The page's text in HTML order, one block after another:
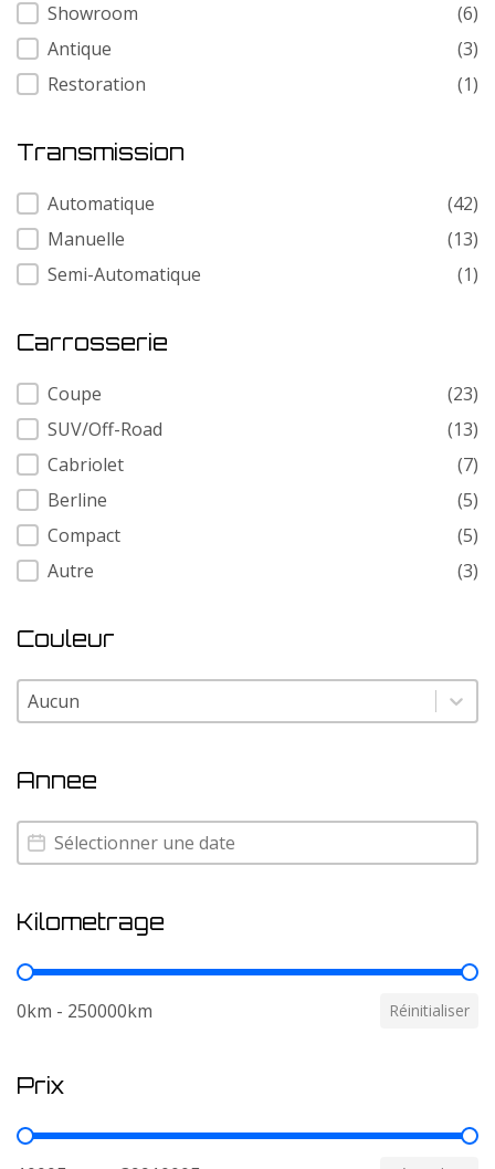
Showroom
(6)
Antique
(3)
Restoration
(1)
Transmission
Transmission
Automatique
(42)
Manuelle
(13)
Semi-Automatique
(1)
Carrosserie
Carrosserie
Coupe
(23)
SUV/Off-Road
(13)
Cabriolet
(7)
Berline
(5)
Compact
(5)
Autre
(3)
Couleur
Couleur
Couleur
Annee
Annee
Annee
Kilometrage
Kilometrage
0km - 250000km Réinitialiser
Prix
Prix